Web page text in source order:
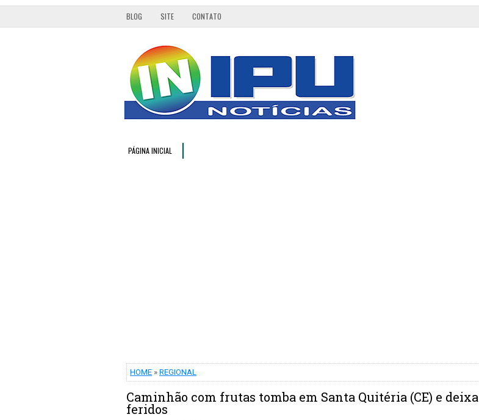
BLOG SITE CONTATO
PÁGINA INICIAL
HOME » REGIONAL
Caminhão com frutas tomba em Santa Quitéria (CE) e deixa
feridos